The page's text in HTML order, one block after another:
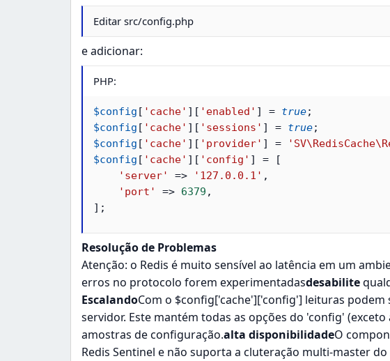
Editar src/config.php
e adicionar:
PHP:
$config [ 'cache' ] [ 'enabled' ] = true;
$config [ 'cache' ] [ 'sessions' ] = true;
$config [ 'cache' ] [ 'provider' ] =
$config [ 'cache' ] [ 'config' ] =
[
'server'
=> '127.0.0.1' ,
'port'
=> 6379 ,
] ;
Resolução de Problemas
Atenção: o Redis é muito sensível ao latência em um
erros no protocolo forem experimentadasdesabilite
EscalandoCom o $config['cache']['config'] leituras podem
servidor. Este mantém todas as opções do 'config'
amostras de configuração.alta disponibilidadeO
Redis Sentinel e não suporta a cluteração multi-master do